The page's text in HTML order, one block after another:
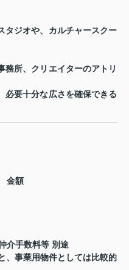
ジオや、カルチャースクー
所、クリエイターのアトリ
必要十分な広さを確保できる
金額
介手数料等 別途
、事業用物件としては比較的